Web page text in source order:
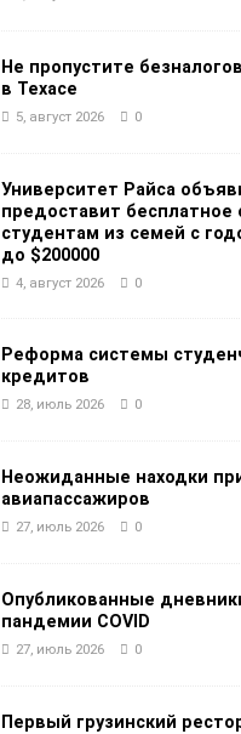
Не пропустите
в Техасе
5, август 2026 0
Университет Райса
предоставит бесплатное
студентам из семей с
до $200000
4, август 2026 0
Реформа системы
кредитов
28, июль 2026 0
Неожиданные находки
авиапассажиров
27, июль 2026 0
Опубликованные
пандемии COVID
27, июль 2026 0
Первый грузинский